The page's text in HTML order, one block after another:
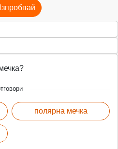
полярна мечка